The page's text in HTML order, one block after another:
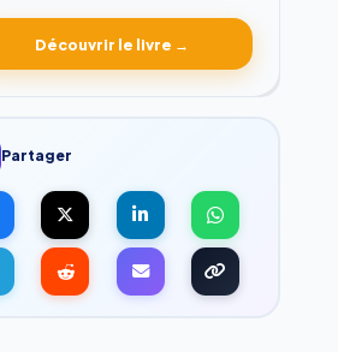
Découvrir le livre →
Partager